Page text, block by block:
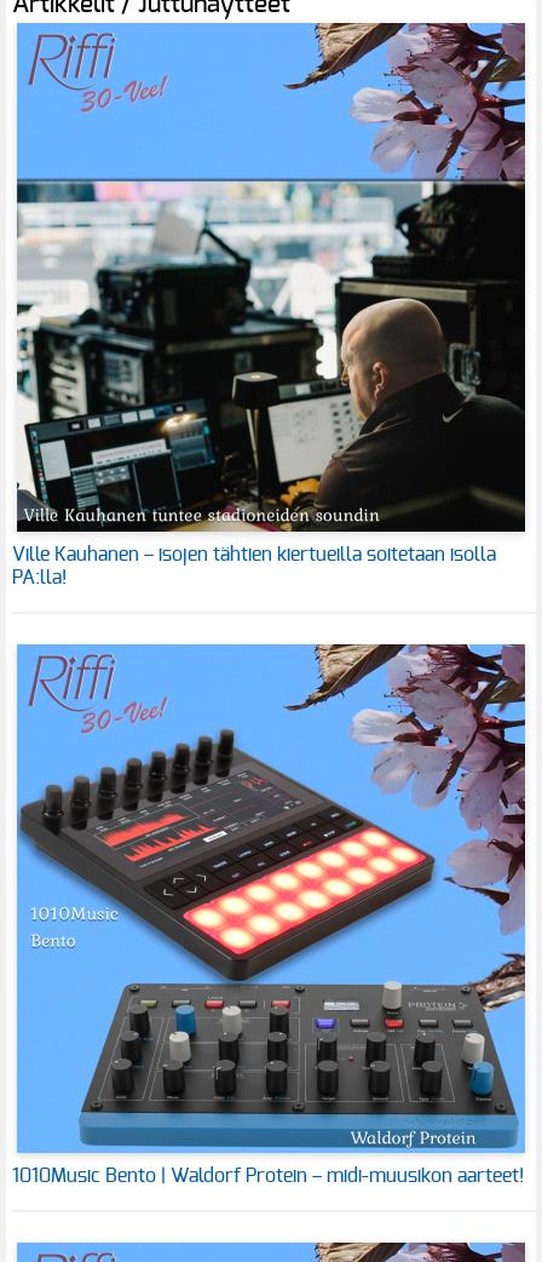
Ville Kauhanen – isojen tähtien kiertueilla soitetaan isolla
PA:lla!
1010Music Bento | Waldorf Protein – midi-muusikon aarteet!